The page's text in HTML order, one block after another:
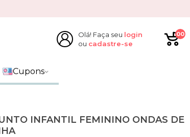
Olá! Faça seu login
ou cadastre-se
00
Cupons
INFANTIL FEMININO ONDAS DE